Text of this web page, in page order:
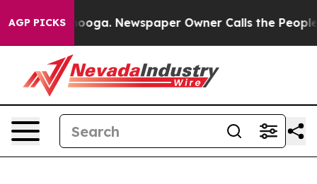
AGP PICKS Newspaper Owner Calls the People